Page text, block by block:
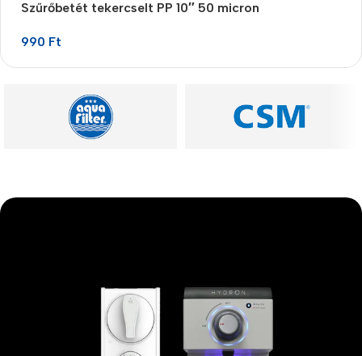
Szűrőbetét tekercselt PP 10″ 50 micron
990 Ft